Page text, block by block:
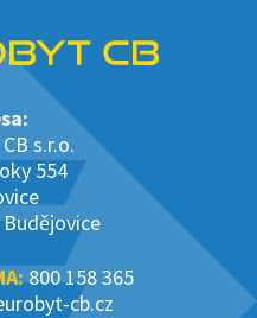
s.r.o.
554
Budějovice
800 158 365
cb.cz